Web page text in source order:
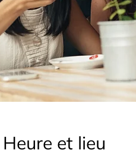
Heure et lieu